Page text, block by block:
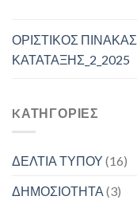
ΟΡΙΣΤΙΚΟΣ ΠΙΝΑΚΑΣ
ΚΑΤΑΤΑΞΗΣ_2_2025
KΑΤΗΓΟΡΊΕΣ
ΔΕΛΤΙΑ ΤΥΠΟΥ (16)
ΔΗΜΟΣΙΟΤΗΤΑ (3)